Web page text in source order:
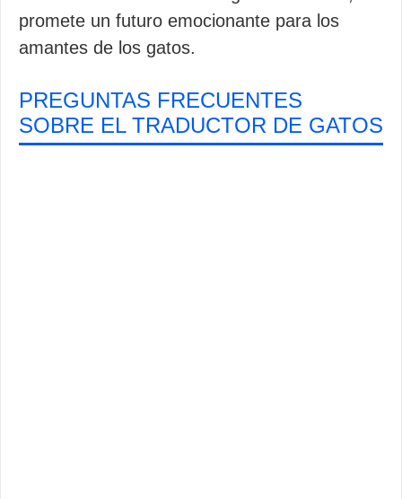
promete un futuro emocionante para los
amantes de los gatos.
PREGUNTAS FRECUENTES
SOBRE EL TRADUCTOR DE GATOS